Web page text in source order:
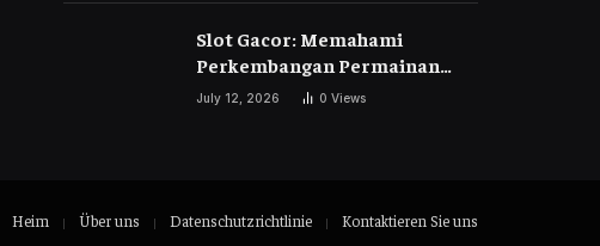
Slot Gacor: Memahami
Perkembangan Permainan
Slot Digital di Era Modern
July 12, 2026 0Views
Heim Über uns Datenschutzrichtlinie Kontaktieren Sie uns